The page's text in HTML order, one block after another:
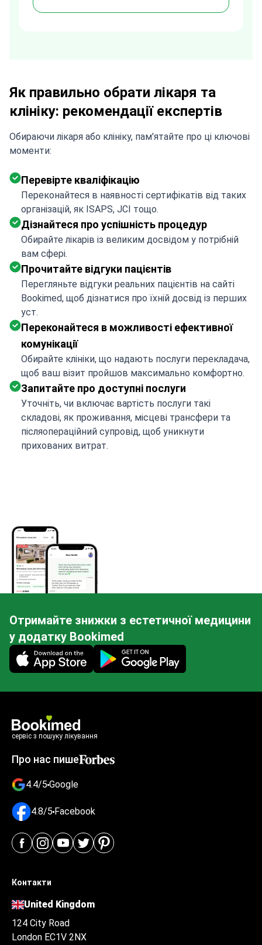
Як правильно обрати лікаря та
клініку: рекомендації експертів
Обираючи лікаря або клініку, пам'ятайте про ці ключові
моменти:
Перевірте кваліфікацію
Переконайтеся в наявності сертифікатів від таких
організацій, як ISAPS, JCI тощо.
Дізнайтеся про успішність процедур
Обирайте лікарів із великим досвідом у потрібній
вам сфері.
Прочитайте відгуки пацієнтів
Перегляньте відгуки реальних пацієнтів на сайті
Bookimed, щоб дізнатися про їхній досвід із перших
уст.
Переконайтеся в можливості ефективної
комунікації
Обирайте клініки, що надають послуги перекладача,
щоб ваш візит пройшов максимально комфортно.
Запитайте про доступні послуги
Уточніть, чи включає вартість послуги такі
складові, як проживання, місцеві трансфери та
післяопераційний супровід, щоб уникнути
прихованих витрат.
Отримайте знижки з естетичної медицини
у додатку Bookimed
Mobile app illustration
сервіс з пошуку лікування
Про нас пише
4.4/5 Google
4.8/5 Facebook
Контакти
United Kingdom
124 City Road
London EC1V 2NX